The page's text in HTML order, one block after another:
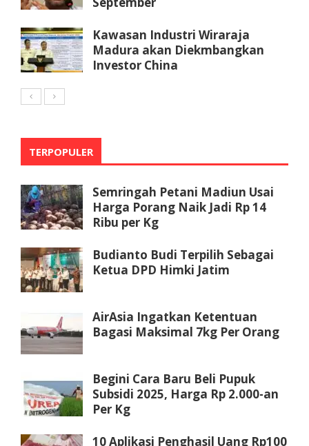
Kawasan Industri Wiraraja
Madura akan Diekmbangkan
Investor China
TERPOPULER
Semringah Petani Madiun Usai
Harga Porang Naik Jadi Rp 14
Ribu per Kg
Budianto Budi Terpilih Sebagai
Ketua DPD Himki Jatim
AirAsia Ingatkan Ketentuan
Bagasi Maksimal 7kg Per Orang
Begini Cara Baru Beli Pupuk
Subsidi 2025, Harga Rp 2.000-an
Per Kg
10 Aplikasi Penghasil Uang Rp100